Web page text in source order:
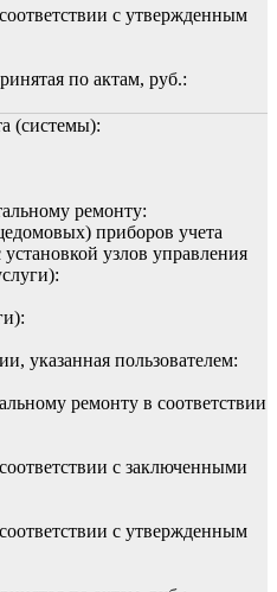
с утвержденным
по актам, руб.:
(системы):
ремонту:
приборов учета
узлов управления
указанная пользователем:
ремонту в соответствии
с заключенными
с утвержденным